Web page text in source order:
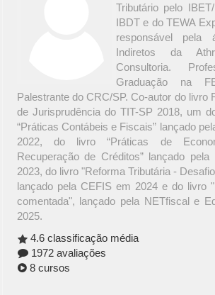
Tributário pelo
IBDT e do TEWA
responsável pela
Indiretos da
Consultoria.
Graduação na
Palestrante do CRC/SP. Co-autor do livro
de Jurisprudência do TIT-SP 2018, um
“Práticas Contábeis e Fiscais” lançado
2022, do livro “Práticas de
Recuperação de Créditos” lançado
2023, do livro "Reforma Tributária -
lançado pela CEFIS em 2024 e do livro
comentada", lançado pela NETfiscal e
2025.
4.6 classificação média
1972 avaliações
8 cursos